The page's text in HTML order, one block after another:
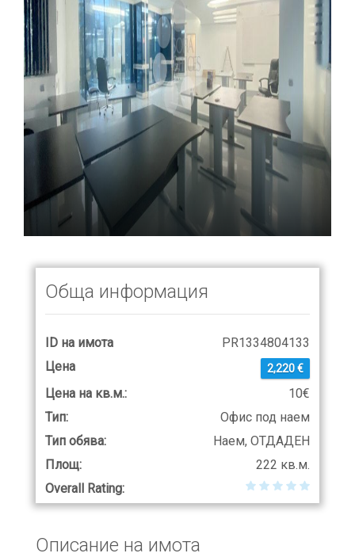
Обща информация
ID на имота
PR1334804133
Цена
2,220 €
Цена на кв.м.:
10€
Тип:
Офис под наем
Тип обява:
Наем, ОТДАДЕН
Площ:
222 кв.м.
Overall Rating:
Описание на имота